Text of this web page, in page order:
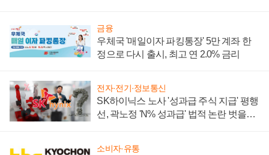
금융
우체국 '매일이자 파킹통장' 5만 계좌 한
정으로 다시 출시, 최고 연 2.0% 금리
전자·전기·정보통신
SK하이닉스 노사 '성과급 주식 지급' 평행
선, 곽노정 'N% 성과급' 법적 논란 벗을지
소비자·유통